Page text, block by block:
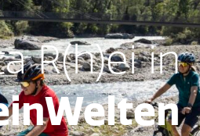
R(h)ei in